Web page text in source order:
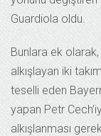
Guardiola oldu.
Bunlara ek
alkışlayan iki
teselli eden
yapan Petr
alkışlanması